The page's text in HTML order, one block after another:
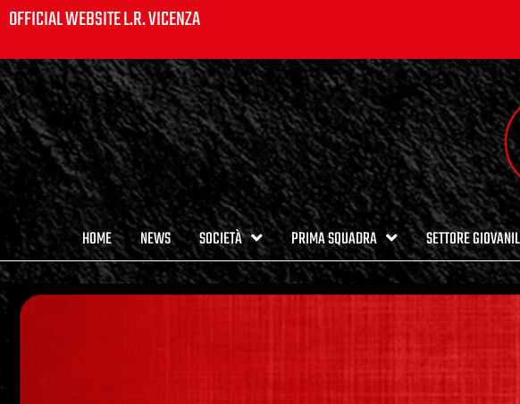
OFFICIAL WEBSITE L.R. VICENZA
HOME NEWS SOCIETÀ PRIMA SQUADRA SETTORE